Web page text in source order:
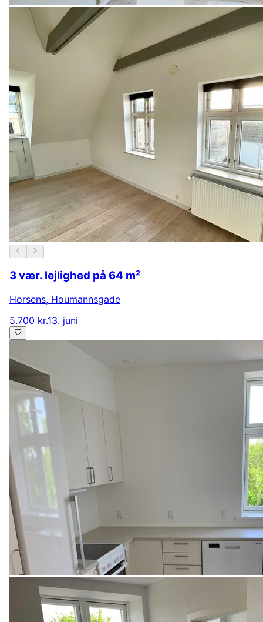
3 vær. lejlighed på 64 m²
Horsens, Houmannsgade
5.700 kr.13. juni